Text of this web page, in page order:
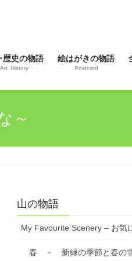
歴史の物語
･History
絵はがきの物語
Postcard
～
山の物語
My Favourite Scenery – お気
春 － 新緑の季節と春の